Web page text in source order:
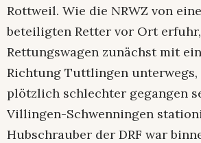
Rottweil. Wie die NRWZ von
beteiligten Retter vor Ort
Rettungswagen zunächst mit
Richtung Tuttlingen unterwegs,
plötzlich schlechter gegangen
Villingen-Schwenningen
Hubschrauber der DRF war